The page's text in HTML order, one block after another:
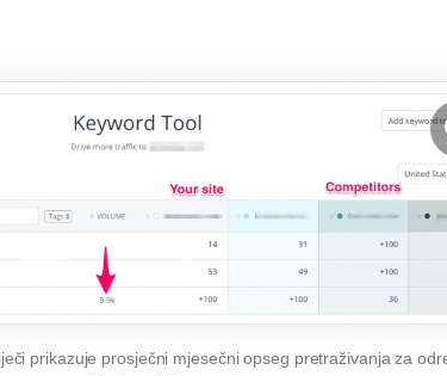
prikazuje prosječni mjesečni opseg pretraživanja za